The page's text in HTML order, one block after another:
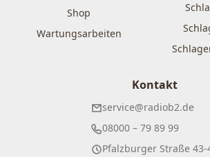
Shop
Wartungsarbeiten
Kontakt
service@radiob2.de
08000 – 79 89 99
Pfalzburger Straße 43-